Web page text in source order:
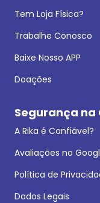
Tem Loja Física?
Trabalhe Conosco
Baixe Nosso APP
Doações
Segurança na
A Rika é Confiável?
Avaliações no
Política de
Dados Legais